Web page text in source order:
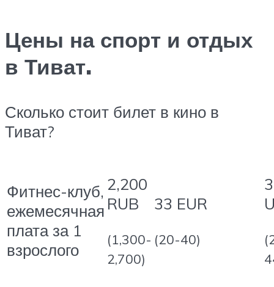
Цены на спорт и отдых
в Тиват.
Сколько стоит билет в кино в
Тиват?
Фитнес-клуб,
ежемесячная
плата за 1
взрослого
2,200
RUB
(1,300-
2,700)
33 EUR
(20-40)